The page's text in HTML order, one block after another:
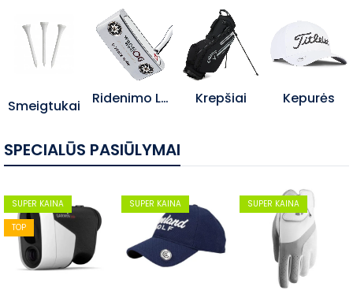
Smeigtukai Ridenimo Lazdos Krepšiai Kepurės
SPECIALŪS PASIŪLYMAI
SUPER KAINA
TOP
SUPER KAINA SUPER KAINA